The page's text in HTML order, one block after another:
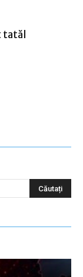
tatăl